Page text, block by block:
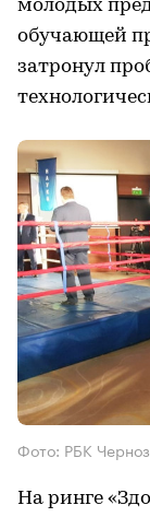
молодых
обучающей
затронул
Фото: РБК
На ринге